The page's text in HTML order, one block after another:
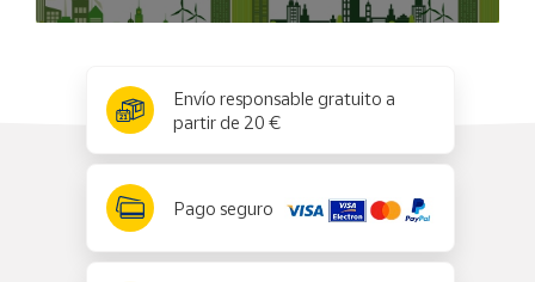
Envío responsable gratuito a
partir de 20 €
Pago seguro